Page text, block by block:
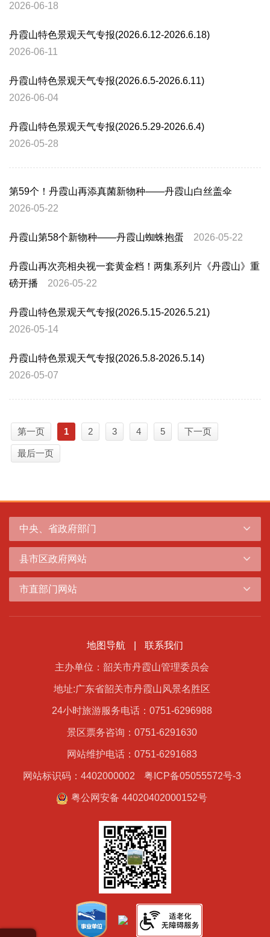
2026-06-18
丹霞山特色景观天气专报(2026.6.12-2026.6.18)
2026-06-11
丹霞山特色景观天气专报(2026.6.5-2026.6.11)
2026-06-04
丹霞山特色景观天气专报(2026.5.29-2026.6.4)
2026-05-28
第59个！丹霞山再添真菌新物种——丹霞山白丝盖伞
2026-05-22
丹霞山第58个新物种——丹霞山蜘蛛抱蛋 2026-05-22
丹霞山再次亮相央视一套黄金档！两集系列片《丹霞山》重
磅开播
2026-05-22
丹霞山特色景观天气专报(2026.5.15-2026.5.21)
2026-05-14
丹霞山特色景观天气专报(2026.5.8-2026.5.14)
2026-05-07
第一页 1 2 3 4 5 下一页
最后一页
中央、省政府部门
县市区政府网站
市直部门网站
地图导航 联系我们
主办单位：韶关市丹霞山管理委员会
地址:广东省韶关市丹霞山风景名胜区
24小时旅游服务电话：0751-6296988
景区票务咨询：0751-6291630
网站维护电话：0751-6291683
网站标识码：4402000002 粤ICP备05055572号-3
粤公网安备 44020402000152号